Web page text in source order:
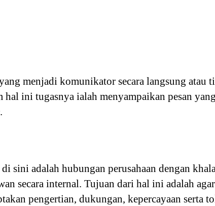
menjadi komunikator secara langsung atau
hal ini tugasnya ialah menyampaikan pesan
sini adalah hubungan perusahaan dengan
secara internal. Tujuan dari hal ini adalah
pengertian, dukungan, kepercayaan serta